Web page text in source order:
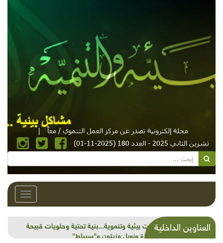
مجلة إلكترونية تصدر عن مركز العمل التنموي / معاً
|
تشرين الثاني 2025 - العدد 180 (2025-11-01)
Toggle
العناوين الداخليةشذرات بيئية وتنموية...بنية تحتية وحلويات قبيحة
وحاكورة ونوبل وزيتون و"سيباط"